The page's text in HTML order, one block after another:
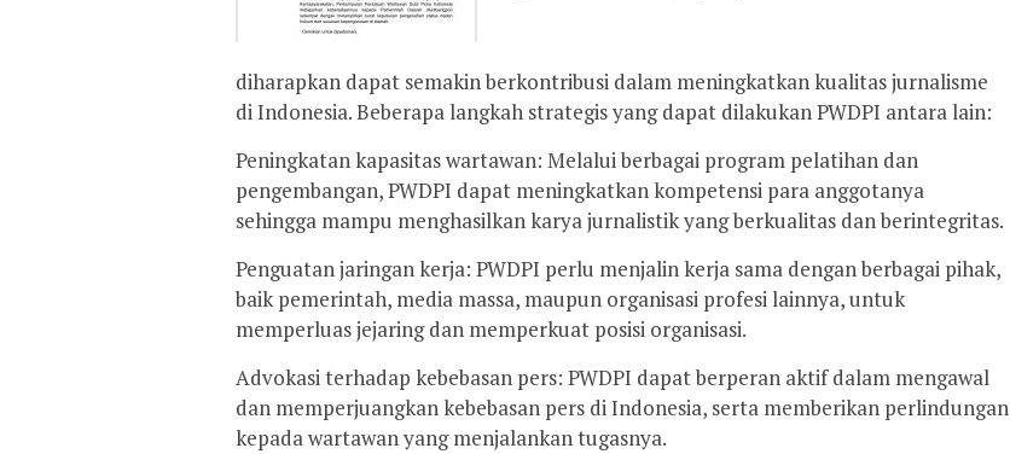
diharapkan dapat semakin berkontribusi dalam meningkatkan kualitas jurnalisme
di Indonesia. Beberapa langkah strategis yang dapat dilakukan PWDPI antara lain:
Peningkatan kapasitas wartawan: Melalui berbagai program pelatihan dan
pengembangan, PWDPI dapat meningkatkan kompetensi para anggotanya
sehingga mampu menghasilkan karya jurnalistik yang berkualitas dan berintegritas.
Penguatan jaringan kerja: PWDPI perlu menjalin kerja sama dengan berbagai pihak,
baik pemerintah, media massa, maupun organisasi profesi lainnya, untuk
memperluas jejaring dan memperkuat posisi organisasi.
Advokasi terhadap kebebasan pers: PWDPI dapat berperan aktif dalam mengawal
dan memperjuangkan kebebasan pers di Indonesia, serta memberikan perlindungan
kepada wartawan yang menjalankan tugasnya.